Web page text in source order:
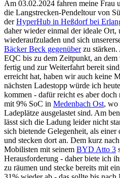
Am 03.02.2024 fahren meine Frau
die Langstrecken-Pendeltour von
derHyperHub in Heßdorf bei
daher wieder einmal der ideale
wiederaufzuladen und sich
Bäcker Beck gegenüberzu stärken.
EQC bis zu dem Zeitpunkt, an
fertig und zur Weiterfahrt bereit
erreicht hat, haben wir auch keine
nächsten Ladestopp würde ich
kommen - dafür reicht es aber
mit 9% SoC in Medenbach Ost, wo
Ladeplätze ausgelastet sind. Am
lässt sich die Ladung leider nicht
sich bietende Gelegenheit, als
und stecken dort an. Dem kurz
Mobilisten mit seinem BYD Atto 3
Herausforderung - daher biete ich
zu räumen und stecke bereits mit